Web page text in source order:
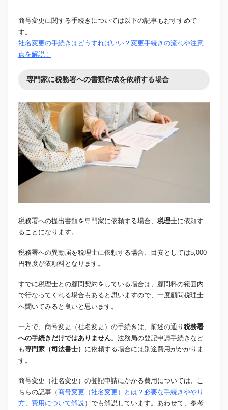
商号変更に関する手続きについては以下の記事もおすすめで
す。
社名変更の手続きはどうすればいい？変更手続きの流れや注意
点を解説！
専門家に税務署への書類作成を依頼する場合
税務署への提出書類を専門家に依頼する場合、 税理士に依頼す
ることになります。
税務署への異動届を税理士に依頼する場合、目安としては5,000
円程度が依頼料となります。
すでに税理士との顧問契約をしている場合は、顧問料の範囲内
で行なってくれる場合もあると思いますので、一度顧問税理士
へ聞いてみると良いと思います。
一方で、商号変更（社名変更）の手続きは、前述の通り 税務署
への手続きだけではありません。法務局の登記申請手続きなど
も専門家（司法書士） に依頼する場合には別途費用がかかりま
す。
商号変更（社名変更）の登記申請にかかる費用については、こ
ちらの記事（商号変更（社名変更）とは？必要な手続きややり
方、費用について解説）でも解説しています。あわせて、参考